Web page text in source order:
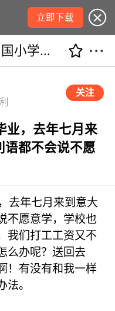
立即下载
两个女儿12岁中国小学毕业，去年七月来到意大利，到现在意大利语都不会说不愿意学，
关注
业，去年七月来
语都不会说不愿
去年七月来到意大
不愿意学，学校也
我们打工工资又不
么办呢？送回去
！有没有和我一样
。